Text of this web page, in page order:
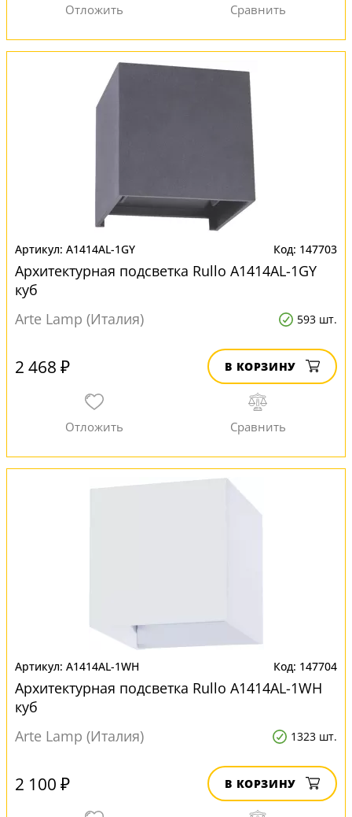
A1414AL-1GY 147703
Архитектурная подсветка Rullo A1414AL-1GY
куб
Arte Lamp (Италия)
593 шт.
2 468 ₽ В КОРЗИНУ
A1414AL-1WH 147704
Архитектурная подсветка Rullo A1414AL-1WH
куб
Arte Lamp (Италия)
1323 шт.
2 100 ₽ В КОРЗИНУ